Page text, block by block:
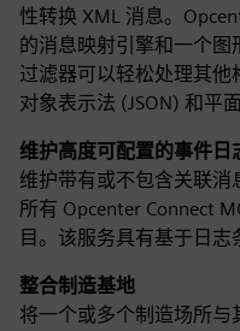
性转换 XML 消息。
的消息映射引擎和一个
过滤器可以轻松处理其他
对象表示法 (JSON) 和平面
维护高度可配置的事件日
维护带有或不包含关联消
所有 Opcenter Connect
目。该服务具有基于日志
整合制造基地
将一个或多个制造场所与